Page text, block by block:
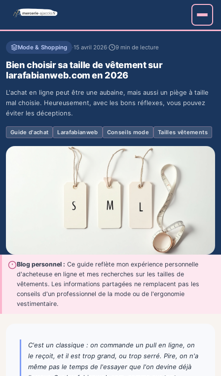
Mode & Shopping ·15 avril 2026· 9 min de lecture
Bien choisir sa taille de vêtement sur
larafabianweb.com en 2026
L'achat en ligne peut être une aubaine, mais aussi un piège à taille
mal choisie. Heureusement, avec les bons réflexes, vous pouvez
éviter les déceptions.
Guide d'achat Larafabianweb Conseils mode Tailles vêtements
Blog personnel : Ce guide reflète mon expérience personnelle
d'acheteuse en ligne et mes recherches sur les tailles de
vêtements. Les informations partagées ne remplacent pas les
conseils d'un professionnel de la mode ou de l'ergonomie
vestimentaire.
C'est un classique : on commande un pull en ligne, on
le reçoit, et il est trop grand, ou trop serré. Pire, on n'a
même pas le temps de l'essayer que l'on devine déjà